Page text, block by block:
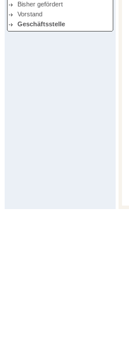
Bisher gefördert
Vorstand
Geschäftsstelle